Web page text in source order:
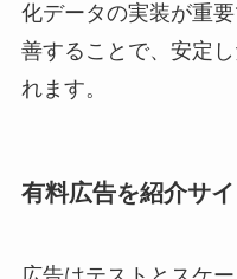
化データの実装が重
善することで、安定
れます。
有料広告を紹介サ